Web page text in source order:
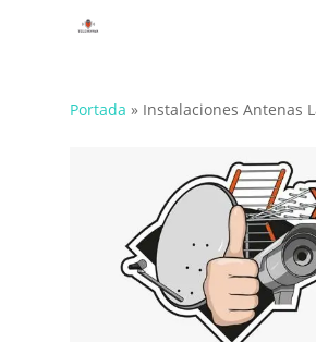
Portada » Instalaciones Antenas